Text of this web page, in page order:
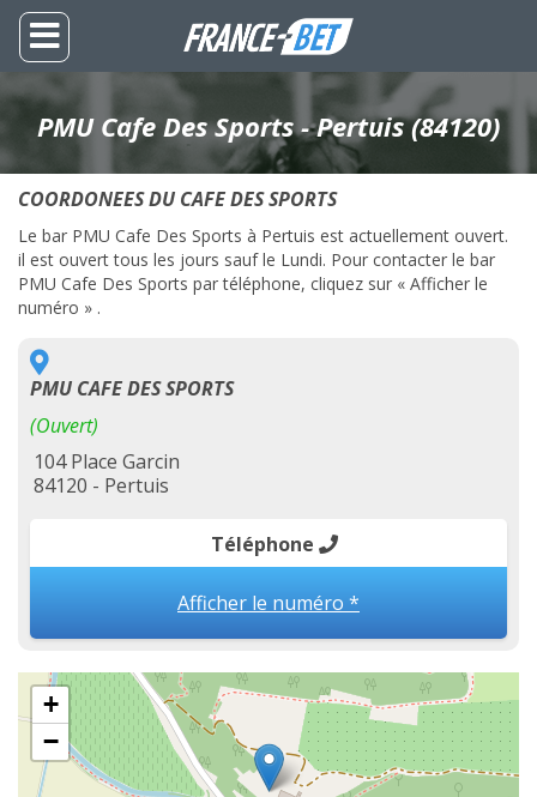
PMU Cafe Des Sports - Pertuis (84120)
COORDONEES DU CAFE DES SPORTS
Le bar PMU Cafe Des Sports à Pertuis est actuellement ouvert.
il est ouvert tous les jours sauf le Lundi. Pour contacter le bar
PMU Cafe Des Sports par téléphone, cliquez sur « Afficher le
numéro » .
PMU CAFE DES SPORTS
(Ouvert)
104 Place Garcin
84120 - Pertuis
Téléphone
Afficher le numéro *
+
−